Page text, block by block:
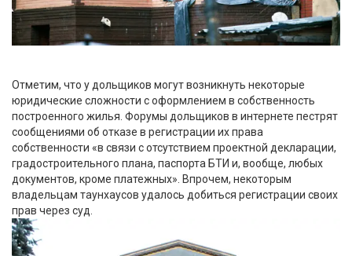
Отметим, что у дольщиков могут возникнуть некоторые
юридические сложности с оформлением в собственность
построенного жилья. Форумы дольщиков в интернете пестрят
сообщениями об отказе в регистрации их права
собственности «в связи с отсутствием проектной декларации,
градостроительного плана, паспорта БТИ и, вообще, любых
документов, кроме платежных». Впрочем, некоторым
владельцам таунхаусов удалось добиться регистрации своих
прав через суд.